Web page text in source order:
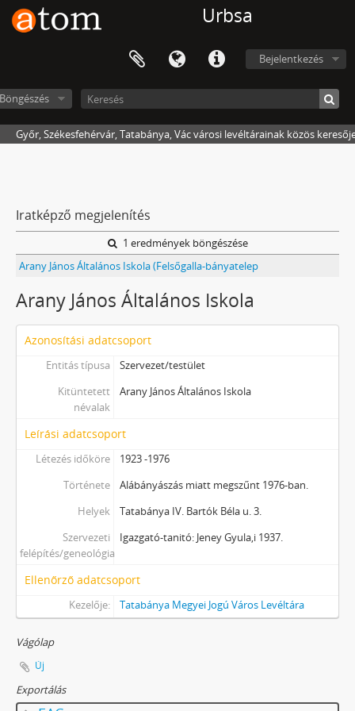
Urbsa
Bejelentkezés
Győr, Székesfehérvár, Tatabánya, Vác városi levéltárainak közös
Iratképző megjelenítés
1 eredmények böngészése
Arany János Általános Iskola (Felsőgalla-bányatelep
Arany János Általános Iskola
Azonosítási adatcsoport
Entitás típusa
Szervezet/testület
Kitüntetett
névalak
Arany János Általános Iskola
Leírási adatcsoport
Létezés időköre
1923 -1976
Története
Alábányászás miatt megszűnt 1976-ban.
Helyek
Tatabánya IV. Bartók Béla u. 3.
Szervezeti
felépítés/geneológia
Igazgató-tanitó: Jeney Gyula,i 1937.
Ellenőrző adatcsoport
Kezelője: Tatabánya Megyei Jogú Város Levéltára
Vágólap
Új
Exportálás